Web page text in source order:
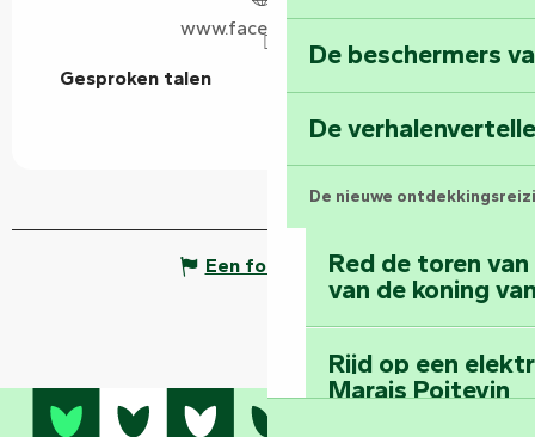
De beschermers
De
De nieuwe
Red de toren
van de koning
Rijd op een
Marais Poitevin
www.facebook.com
Gesproken talen
Gesproken talen
Een fout melden